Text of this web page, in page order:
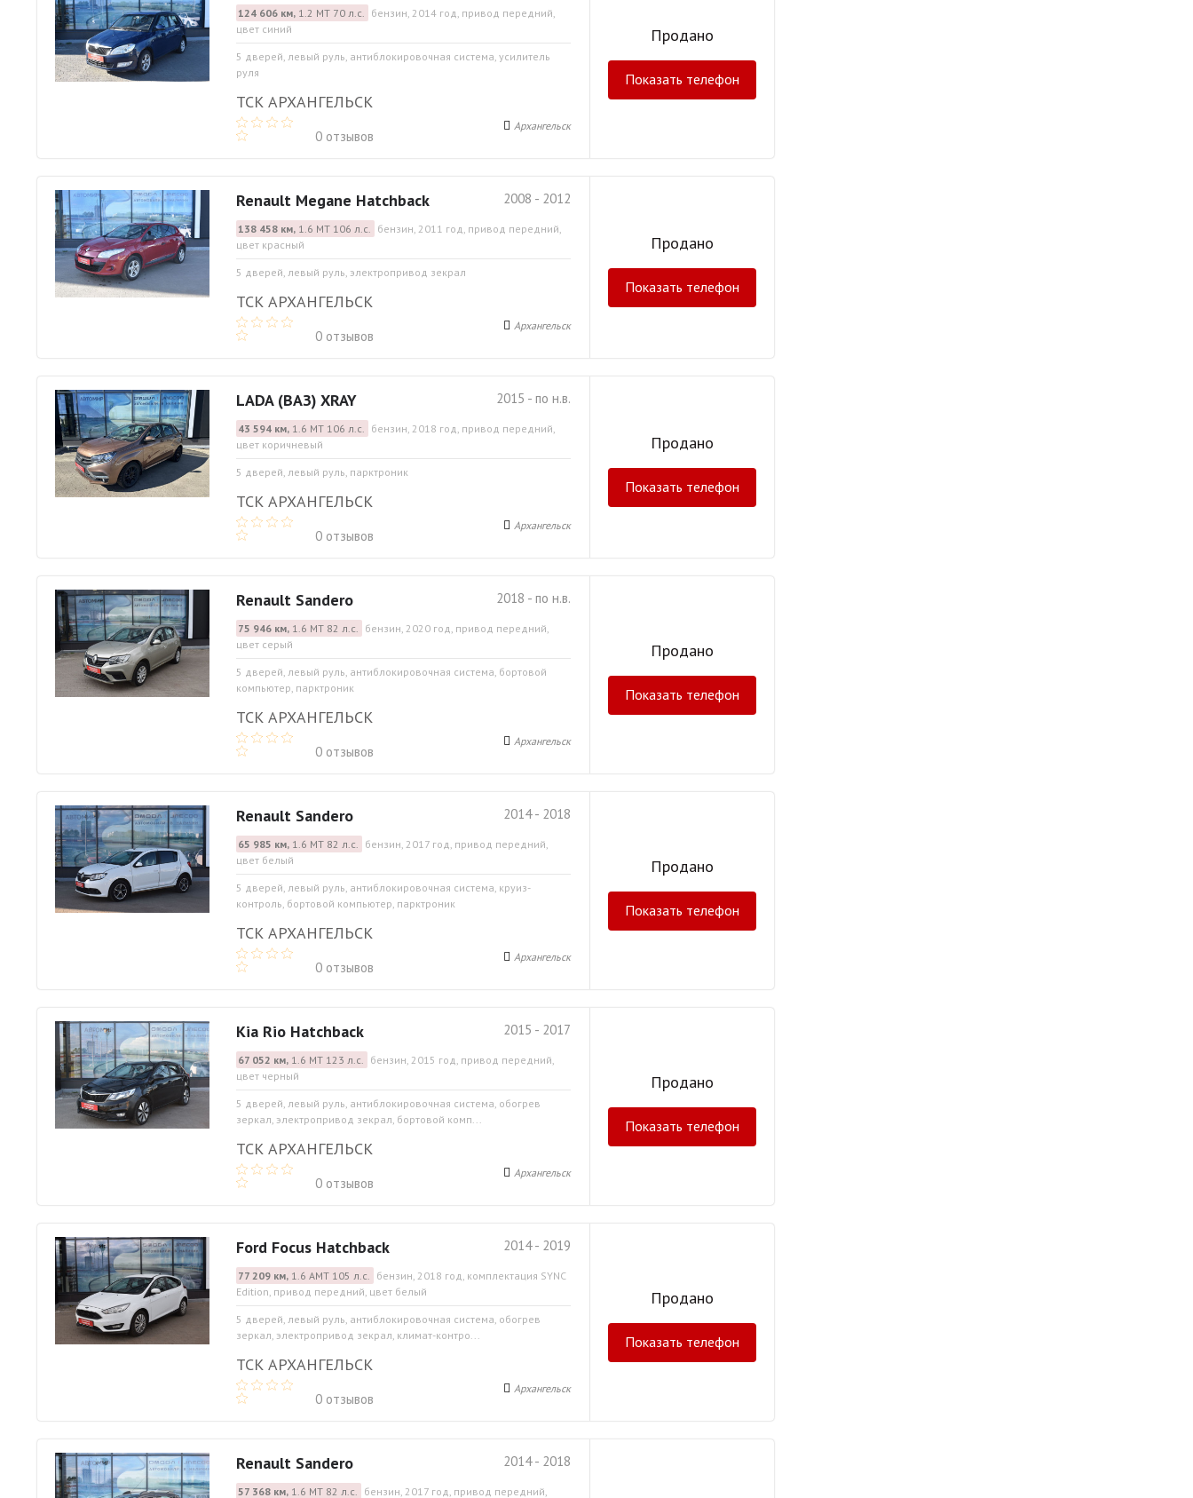
124 606 км,1.2 МТ 70 л.с. бензин, 2014 год, привод передний,
цвет синий
5 дверей, левый руль, антиблокировочная система, усилитель
руля
ТСК АРХАНГЕЛЬСК
0 отзывов
Архангельск
Продано
Показать телефон
2008 - 2012
Renault Megane Hatchback
138 458 км,1.6 МТ 106 л.с. бензин, 2011 год, привод передний,
цвет красный
5 дверей, левый руль, электропривод зекрал
ТСК АРХАНГЕЛЬСК
0 отзывов
Архангельск
Продано
Показать телефон
2015 - по н.в.
LADA (ВАЗ) XRAY
43 594 км,1.6 МТ 106 л.с. бензин, 2018 год, привод передний,
цвет коричневый
5 дверей, левый руль, парктроник
ТСК АРХАНГЕЛЬСК
0 отзывов
Архангельск
Продано
Показать телефон
2018 - по н.в.
Renault Sandero
75 946 км,1.6 МТ 82 л.с. бензин, 2020 год, привод передний,
цвет серый
5 дверей, левый руль, антиблокировочная система, бортовой
компьютер, парктроник
ТСК АРХАНГЕЛЬСК
0 отзывов
Архангельск
Продано
Показать телефон
2014 - 2018
Renault Sandero
65 985 км,1.6 МТ 82 л.с. бензин, 2017 год, привод передний,
цвет белый
5 дверей, левый руль, антиблокировочная система, круиз-
контроль, бортовой компьютер, парктроник
ТСК АРХАНГЕЛЬСК
0 отзывов
Архангельск
Продано
Показать телефон
2015 - 2017
Kia Rio Hatchback
67 052 км,1.6 МТ 123 л.с. бензин, 2015 год, привод передний,
цвет черный
5 дверей, левый руль, антиблокировочная система, обогрев
зеркал, электропривод зекрал, бортовой комп...
ТСК АРХАНГЕЛЬСК
0 отзывов
Архангельск
Продано
Показать телефон
2014 - 2019
Ford Focus Hatchback
77 209 км,1.6 АМТ 105 л.с. бензин, 2018 год, комплектация SYNC
Edition, привод передний, цвет белый
5 дверей, левый руль, антиблокировочная система, обогрев
зеркал, электропривод зекрал, климат-контро...
ТСК АРХАНГЕЛЬСК
0 отзывов
Архангельск
Продано
Показать телефон
2014 - 2018
Renault Sandero
57 368 км,1.6 МТ 82 л.с. бензин, 2017 год, привод передний,